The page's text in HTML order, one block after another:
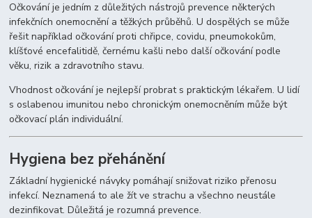
Očkování je jedním z důležitých nástrojů prevence některých
infekčních onemocnění a těžkých průběhů. U dospělých se může
řešit například očkování proti chřipce, covidu, pneumokokům,
klíšťové encefalitidě, černému kašli nebo další očkování podle
věku, rizik a zdravotního stavu.
Vhodnost očkování je nejlepší probrat s praktickým lékařem. U lidí
s oslabenou imunitou nebo chronickým onemocněním může být
očkovací plán individuální.
Hygiena bez přehánění
Základní hygienické návyky pomáhají snižovat riziko přenosu
infekcí. Neznamená to ale žít ve strachu a všechno neustále
dezinfikovat. Důležitá je rozumná prevence.